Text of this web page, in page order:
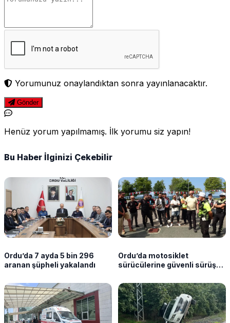
Yorumunuz onaylandıktan sonra yayınlanacaktır.
Gönder
Henüz yorum yapılmamış. İlk yorumu siz yapın!
Bu Haber İlginizi Çekebilir
Ordu’da 7 ayda 5 bin 296
aranan şüpheli yakalandı
Ordu’da motosiklet
sürücülerine güvenli sürüş